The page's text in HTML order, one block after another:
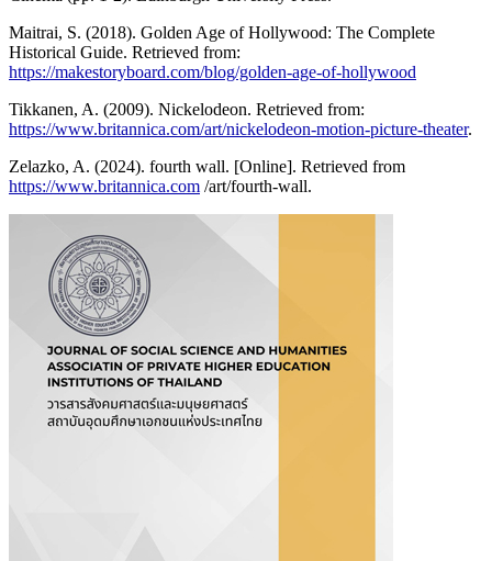
Maitrai, S. (2018). Golden Age of Hollywood: The Complete
Historical Guide. Retrieved from:
https://makestoryboard.com/blog/golden-age-of-hollywood
Tikkanen, A. (2009). Nickelodeon. Retrieved from:
https://www.britannica.com/art/nickelodeon-motion-picture-theater.
Zelazko, A. (2024). fourth wall. [Online]. Retrieved from
https://www.britannica.com /art/fourth-wall.